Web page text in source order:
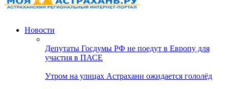
Новости
Депутаты Госдумы РФ не поедут в Европу для
участия в ПАСЕ
Утром на улицах Астрахани ожидается гололёд